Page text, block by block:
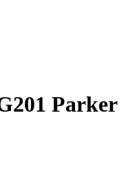
Parker